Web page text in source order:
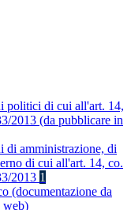
politici di cui all'art. 14,
2013 (da pubblicare in
di amministrazione, di
di cui all'art. 14, co.
2013 1
(documentazione da
web)